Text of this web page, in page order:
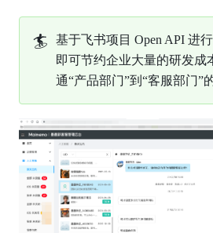
🏄 基于飞书项目 Open API 进
即可节约企业大量的研发成
通“产品部门”到“客服部门”